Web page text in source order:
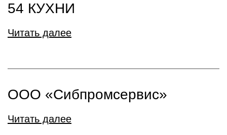
54 КУХНИ
Читать далее
ООО «Сибпромсервис»
Читать далее